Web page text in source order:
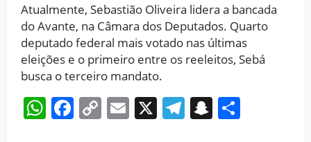
Atualmente, Sebastião Oliveira lidera a bancada
do Avante, na Câmara dos Deputados. Quarto
deputado federal mais votado nas últimas
eleições e o primeiro entre os reeleitos, Sebá
busca o terceiro mandato.
WhatsApp
Facebook
CopyEmail
X Telegram
Snapchat